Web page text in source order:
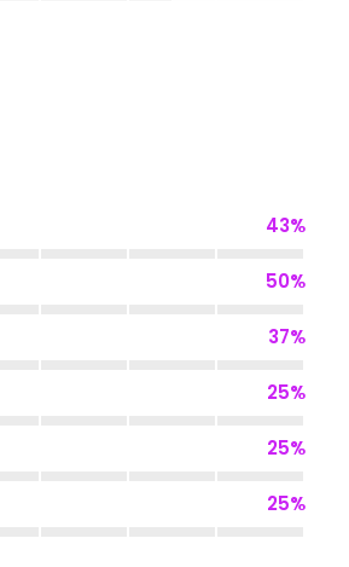
43%
50%
37%
25%
25%
25%